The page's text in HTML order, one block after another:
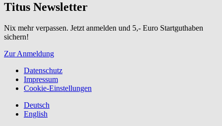
Titus Newsletter
Nix mehr verpassen. Jetzt anmelden und 5,- Euro Startguthaben
sichern!
Zur Anmeldung
Datenschutz
Impressum
Cookie-Einstellungen
Deutsch
English